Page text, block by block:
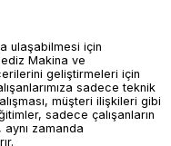
ulaşabilmesi için
Makina ve
geliştirmeleri için
sadece teknik
müşteri ilişkileri gibi
sadece çalışanların
zamanda